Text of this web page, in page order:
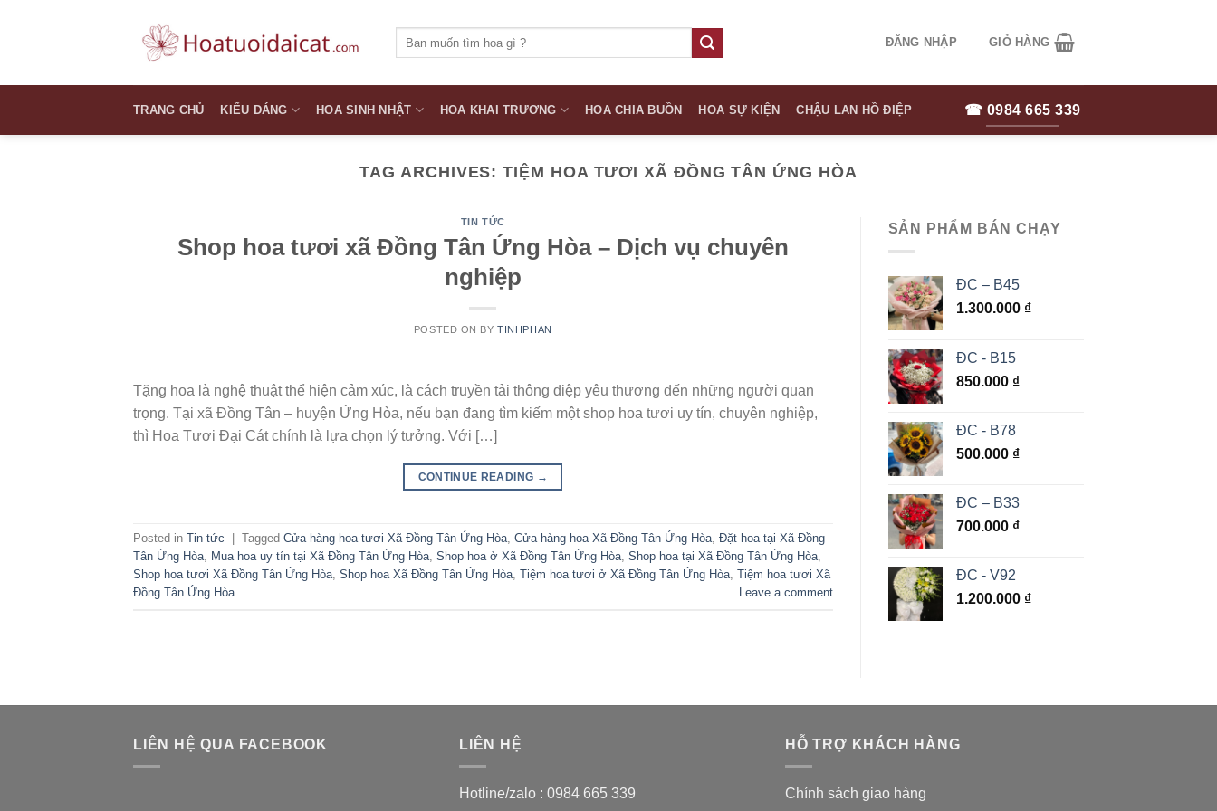
kiếm:
ĐĂNG NHẬP GIỎ HÀNG
TRANG CHỦ KIỂU DÁNG HOA SINH NHẬT HOA KHAI TRƯƠNG HOA CHIA BUỒN HOA SỰ KIỆN CHẬU LAN HỒ ĐIỆP ☎ 0984 665 339
TAG ARCHIVES:TIỆM HOA TƯƠI XÃ ĐỒNG TÂN ỨNG HÒA
TIN TỨC
Shop hoa tươi xã Đồng Tân Ứng Hòa – Dịch vụ chuyên
nghiệp
POSTED ON BYTINHPHAN
Tặng hoa là nghệ thuật thể hiện cảm xúc, là cách truyền tải thông điệp yêu thương đến những người quan
trọng. Tại xã Đồng Tân – huyện Ứng Hòa, nếu bạn đang tìm kiếm một shop hoa tươi uy tín, chuyên nghiệp,
thì Hoa Tươi Đại Cát chính là lựa chọn lý tưởng. Với […]
CONTINUE READING →
Posted in Tin tức Tagged Cửa hàng hoa tươi Xã Đồng Tân Ứng Hòa, Cửa hàng hoa Xã Đồng Tân Ứng Hòa, Đặt hoa tại Xã Đồng
Tân Ứng Hòa, Mua hoa uy tín tại Xã Đồng Tân Ứng Hòa, Shop hoa ở Xã Đồng Tân Ứng Hòa, Shop hoa tại Xã Đồng Tân Ứng Hòa,
Shop hoa tươi Xã Đồng Tân Ứng Hòa, Shop hoa Xã Đồng Tân Ứng Hòa, Tiệm hoa tươi ở Xã Đồng Tân Ứng Hòa, Tiệm hoa tươi Xã
Đồng Tân Ứng Hòa
Leave a comment
SẢN PHẨM BÁN CHẠY
ĐC – B45
1.300.000 ₫
ĐC - B15
850.000 ₫
ĐC - B78
500.000 ₫
ĐC – B33
700.000 ₫
ĐC - V92
1.200.000 ₫
LIÊN HỆ QUA FACEBOOK LIÊN HỆ
Hotline/zalo : 0984 665 339
HỖ TRỢ KHÁCH HÀNG
Chính sách giao hàng